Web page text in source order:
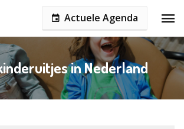
Actuele Agenda
in Nederland